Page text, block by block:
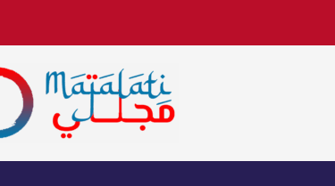
اخبار فنية وترفيهية